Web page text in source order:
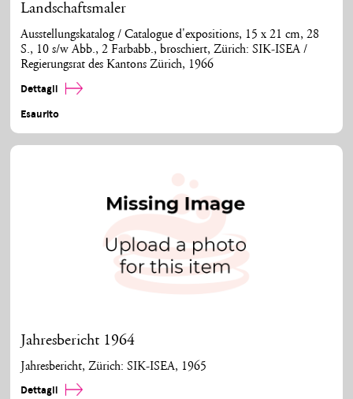
Landschaftsmaler
Ausstellungskatalog / Catalogue d'expositions, 15 x 21 cm, 28
S., 10 s/w Abb., 2 Farbabb., broschiert, Zürich: SIK-ISEA /
Regierungsrat des Kantons Zürich, 1966
Dettagli
Esaurito
Jahresbericht 1964
Jahresbericht, Zürich: SIK-ISEA, 1965
Dettagli